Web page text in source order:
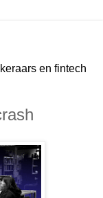
en fintech